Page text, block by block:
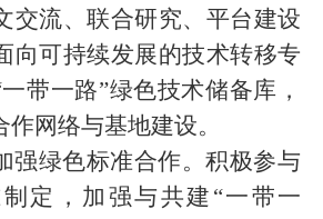
交流、联合研究、平台建设
向可持续发展的技术转移专
带一路”绿色技术储备库，
网络与基地建设。
绿色标准合作。积极参与
定，加强与共建“一带一